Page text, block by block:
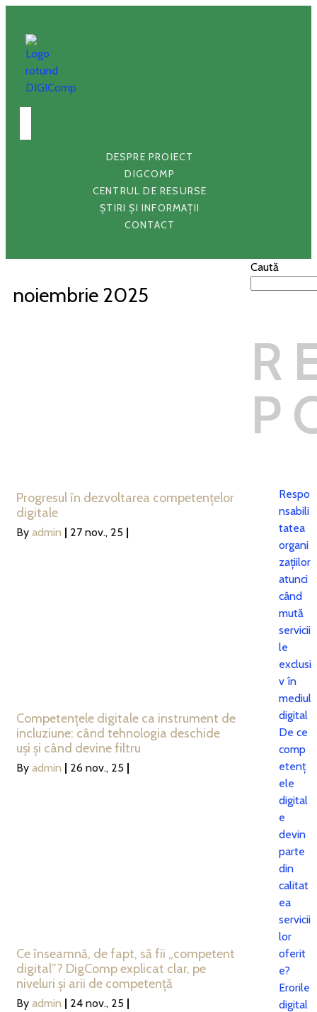
DESPRE PROIECT
DIGCOMP
CENTRUL DE RESURSE
ȘTIRI ȘI INFORMAȚII
CONTACT
noiembrie 2025
Progresul în dezvoltarea competențelor
digitale
By admin | 27 nov., 25 |
Competențele digitale ca instrument de
incluziune: când tehnologia deschide
uși și când devine filtru
By admin | 26 nov., 25 |
Ce înseamnă, de fapt, să fii „competent
digital”? DigComp explicat clar, pe
niveluri și arii de competență
By admin | 24 nov., 25 |
Caută
Respo
nsabili
tatea
organi
zațiilor
atunci
când
mută
servicii
le
exclusi
v în
mediul
digital
De ce
comp
etenț
ele
digital
e
devin
parte
din
calitat
ea
servicii
lor
oferit
e?
Erorile
digital